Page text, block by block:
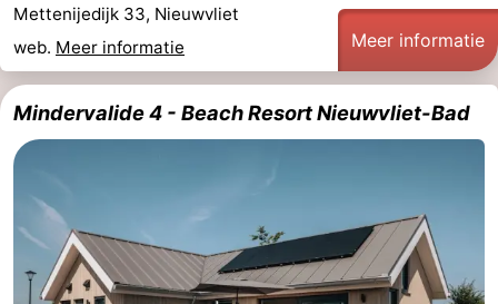
Mettenijedijk 33, Nieuwvliet
web. Meer informatie Meer informatie
Mindervalide 4 - Beach Resort Nieuwvliet-Bad